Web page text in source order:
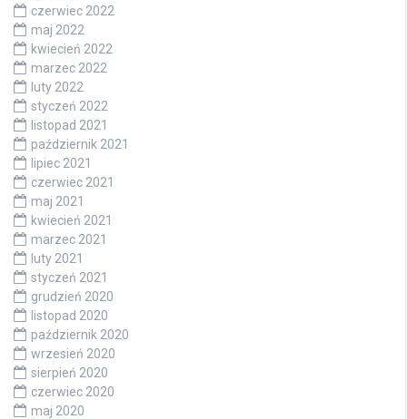
czerwiec 2022
maj 2022
kwiecień 2022
marzec 2022
luty 2022
styczeń 2022
listopad 2021
październik 2021
lipiec 2021
czerwiec 2021
maj 2021
kwiecień 2021
marzec 2021
luty 2021
styczeń 2021
grudzień 2020
listopad 2020
październik 2020
wrzesień 2020
sierpień 2020
czerwiec 2020
maj 2020